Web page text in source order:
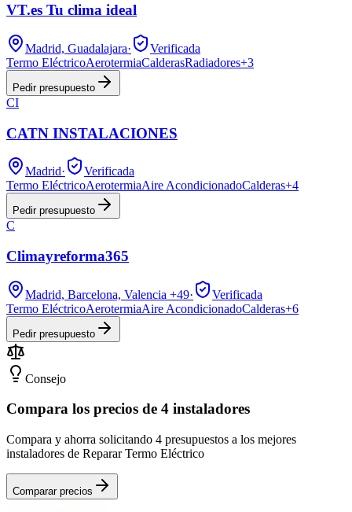
VT.es Tu clima ideal
Madrid, Guadalajara·
Verificada
Termo EléctricoAerotermiaCalderasRadiadores+3
Pedir presupuesto
CI
CATN INSTALACIONES
Madrid·
Verificada
Termo EléctricoAerotermiaAire AcondicionadoCalderas+4
Pedir presupuesto
C
Climayreforma365
Madrid, Barcelona, Valencia +49·
Verificada
Termo EléctricoAerotermiaAire AcondicionadoCalderas+6
Pedir presupuesto
Consejo
Compara los precios de 4 instaladores
Compara y ahorra solicitando 4 presupuestos a los mejores
instaladores de Reparar Termo Eléctrico
Comparar precios